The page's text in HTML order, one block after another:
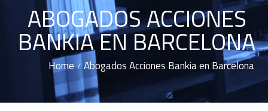
ABOGADOS ACCIONES
BANKIA EN BARCELONA
Home / Abogados Acciones Bankia en Barcelona